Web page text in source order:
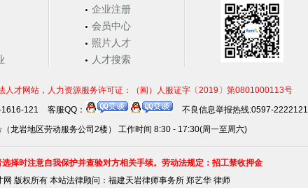
企业注册
会员中心
照片人才
人才搜索
人才网站，人力资源服务许可证：（闽）人服证字〔2019〕第0801000113号
121
客服QQ：
不良信息举报热线:0597-2222121
龙岩地区劳动服务公司2楼） 工作时间 8:30 - 17:30(周一至周六)
择时注意自我保护并查验对方相关手续。劳动法规定：招工禁收押金
版权所有 本站法律顾问： 福建天岩律师事务所 郑艺华 律师